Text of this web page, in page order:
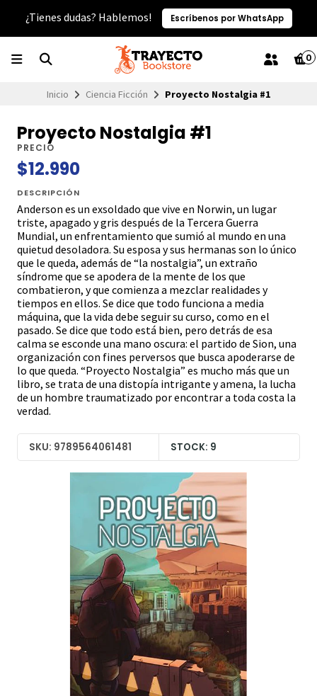
¿Tienes dudas? Hablemos! Escríbenos por WhatsApp
0
Inicio Ciencia Ficción Proyecto Nostalgia #1
Proyecto Nostalgia #1
PRECIO
$12.990
DESCRIPCIÓN
Anderson es un exsoldado que vive en Norwin, un lugar
triste, apagado y gris después de la Tercera Guerra
Mundial, un enfrentamiento que sumió al mundo en una
quietud desoladora. Su esposa y sus hermanas son lo único
que le queda, además de “la nostalgia”, un extraño
síndrome que se apodera de la mente de los que
combatieron, y que comienza a mezclar realidades y
tiempos en ellos. Se dice que todo funciona a media
máquina, que la vida debe seguir su curso, como en el
pasado. Se dice que todo está bien, pero detrás de esa
calma se esconde una mano oscura: el partido de Sion, una
organización con fines perversos que busca apoderarse de
lo que queda. “Proyecto Nostalgia” es mucho más que un
libro, se trata de una distopía intrigante y amena, la lucha
de un hombre traumatizado por encontrar a toda costa la
verdad.
SKU: 9789564061481 STOCK: 9